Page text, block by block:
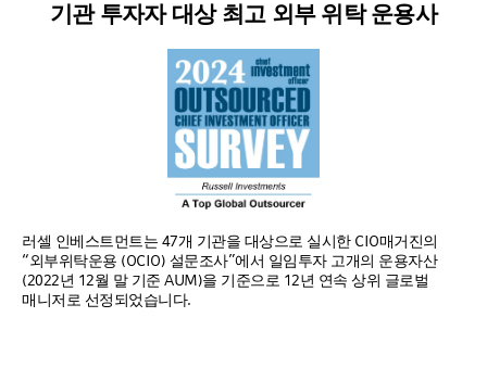
기관 투자자 대상 최고 외부 위탁 운용사
러셀 인베스트먼트는 47개 기관을 대상으로 실시한 CIO매거진의
“외부위탁운용 (OCIO) 설문조사”에서 일임투자 고개의 운용자산
(2022년 12월 말 기준 AUM)을 기준으로 12년 연속 상위 글로벌
매니저로 선정되었습니다.